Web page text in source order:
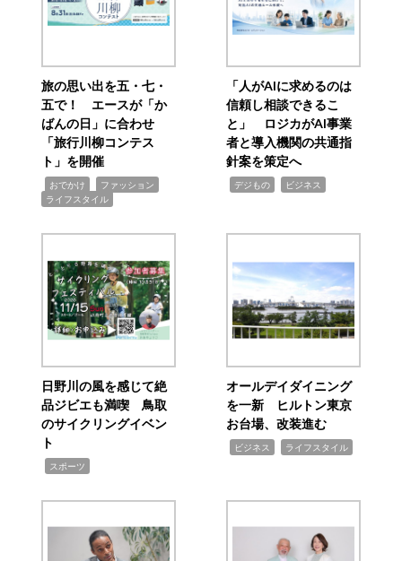
旅の思い出を五・七・
五で！ エースが「か
ばんの日」に合わせ
「旅行川柳コンテス
ト」を開催
おでかけ ファッション
ライフスタイル
「人がAIに求めるのは
信頼し相談できるこ
と」 ロジカがAI事業
者と導入機関の共通指
針案を策定へ
デジもの ビジネス
日野川の風を感じて絶
品ジビエも満喫 鳥取
のサイクリングイベン
ト
スポーツ
オールデイダイニング
を一新 ヒルトン東京
お台場、改装進む
ビジネス ライフスタイル